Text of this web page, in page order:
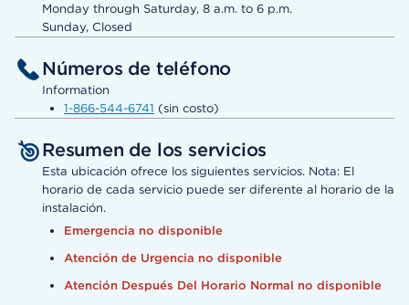
Monday through Saturday, 8 a.m. to 6 p.m.
Sunday, Closed
Números de teléfono
Information
1-866-544-6741 (sin costo)
Resumen de los servicios
Esta ubicación ofrece los siguientes servicios. Nota: El
horario de cada servicio puede ser diferente al horario de la
instalación.
Emergencia no disponible
Atención de Urgencia no disponible
Atención Después Del Horario Normal no disponible